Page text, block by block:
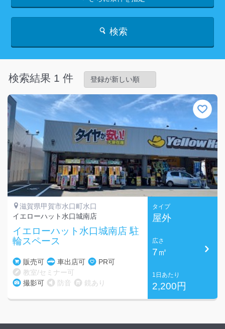
検索
検索結果 1 件
滋賀県甲賀市水口町水口
イエローハット水口城南店
イエローハット水口城南店 駐
輪スペース
販売可 車出店可
PR可
教室/セミナー可
撮影可
防音 鏡あり
タイプ
屋外
広さ
7㎡
1日あたり
2,200円